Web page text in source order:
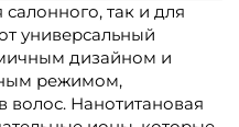
так и для
универсальный
дизайном и
режимом,
волос. Нанотитановая